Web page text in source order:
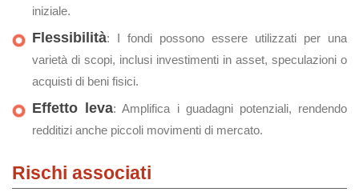
iniziale.
Flessibilità: I fondi possono essere utilizzati per una
varietà di scopi, inclusi investimenti in asset, speculazioni o
acquisti di beni fisici.
Effetto leva: Amplifica i guadagni potenziali, rendendo
redditizi anche piccoli movimenti di mercato.
Rischi associati